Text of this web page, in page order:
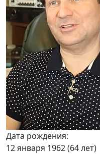
Дата рождения:
12 января 1962 (64 лет)